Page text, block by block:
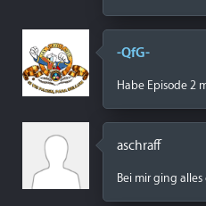
-QfG-
Habe Episode 2
aschraff
Bei mir ging